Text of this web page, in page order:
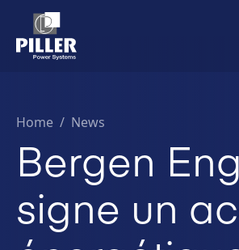
Home / News
Bergen
signe un